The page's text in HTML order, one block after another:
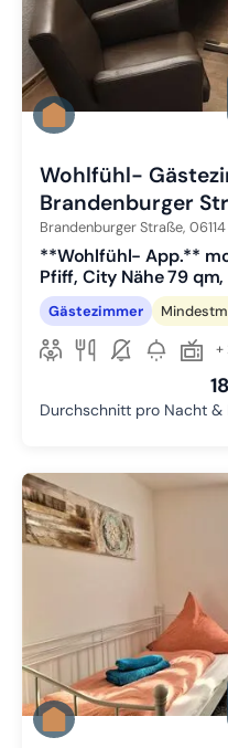
Wohlfühl-
Brandenburger
Brandenburger Straße, 06114
**Wohlfühl- App.**
Pfiff, City Nähe 79 qm,
Gästezimmer
+
Durchschnitt pro Nacht &